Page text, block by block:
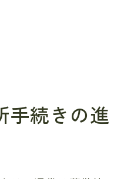
手続きの進